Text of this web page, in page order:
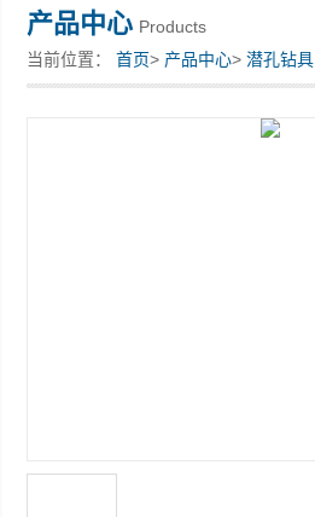
产品中心 Products
当前位置：首页> 产品中心>潜孔钻具
HD65A冲击器凿岩钻具